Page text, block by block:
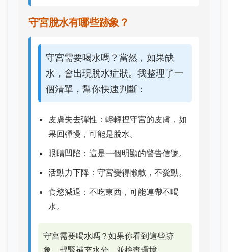
守宮脫水有哪些跡象？
守宮需要喝水嗎？當然，如果缺
水，會出現脫水症狀。我整理了一
個清單，幫你快速判斷：
皮膚失去彈性：輕輕捏守宮的皮膚，如
果回彈慢，可能是脫水。
眼睛凹陷：這是一個明顯的警告信號。
活動力下降：守宮變得懶散，不愛動。
食慾減退：不吃東西，可能連帶不喝
水。
守宮需要喝水嗎？如果你看到這些跡
象，趕緊補充水分，並檢查環境。